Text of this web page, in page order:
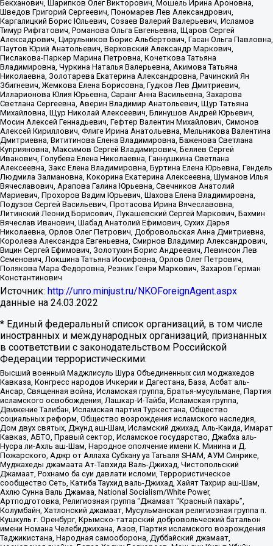
Бекханович, Шарипков Олег Викторович, Мошель Ирина Ароновна,
Шведов Григорий Сергеевич, Пономарев Лев Александрович,
Каргалицкий Борис Юльевич, Созаев Валерий Валерьевич, Исламов
Тимур Рифгатович, Романова Ольга Евгеньевна, Щаров Сергей
Алексадрович, Цирульников Борис Альбертович, Гасан Ольга Павловна,
Паутов Юрий Анатольевич, Верховский Александр Маркович,
Пислакова-Паркер Марина Петровна, Кочеткова Татьяна
Владимировна, Чуркина Наталья Валерьевна, Акимова Татьяна
Николаевна, Золотарева Екатерина Александровна, Рачинский Ян
Збигневич, Жемкова Елена Борисовна, Гудков Лев Дмитриевич,
Илларионова Юлия Юрьевна, Саранг Анна Васильевна, Захарова
Светлана Сергеевна, Аверин Владимир Анатольевич, Щур Татьяна
Михайловна, Щур Николай Алексеевич, Блинушов Андрей Юрьевич,
Мосин Алексей Геннадьевич, Гефтер Валентин Михайлович, Симонов
Алексей Кириллович, Флиге Ирина Анатольевна, Мельникова Валентина
Дмитриевна, Вититинова Елена Владимировна, Баженова Светлана
Куприяновна, Максимов Сергей Владимирович, Беляев Сергей
Иванович, Голубева Елена Николаевна, Ганнушкина Светлана
Алексеевна, Закс Елена Владимировна, Буртина Елена Юрьевна, Гендель
Людмила Залмановна, Кокорина Екатерина Алексеевна, Шуманов Илья
Вячеславович, Арапова Галина Юрьевна, Свечников Анатолий
Мариевич, Прохоров Вадим Юрьевич, Шахова Елена Владимировна,
Подузов Сергей Васильевич, Протасова Ирина Вячеславовна,
Литинский Леонид Борисович, Лукашевский Сергей Маркович, Бахмин
Вячеслав Иванович, Шабад Анатолий Ефимович, Сухих Дарья
Николаевна, Орлов Олег Петрович, Добровольская Анна Дмитриевна,
Королева Александра Евгеньевна, Смирнов Владимир Александрович,
Вицин Сергей Ефимович, Золотухин Борис Андреевич, Левинсон Лев
Семенович, Локшина Татьяна Иосифовна, Орлов Олег Петрович,
Полякова Мара Федоровна, Резник Генри Маркович, Захаров Герман
Константинович
Источник: http://unro.minjust.ru/NKOForeignAgent.aspx
данные на 24.03.2022
* Единый федеральный список организаций, в том числе
иностранных и международных организаций, признанных
в соответствии с законодательством Российской
Федерации террористическими:
Высший военный Маджлисуль Шура Объединенных сил моджахедов
Кавказа, Конгресс народов Ичкерии и Дагестана, База, Асбат аль-
Ансар, Священная война, Исламская группа, Братья-мусульмане, Партия
исламского освобождения, Лашкар-И-Тайба, Исламская группа,
Движение Талибан, Исламская партия Туркестана, Общество
социальных реформ, Общество возрождения исламского наследия,
Дом двух святых, Джунд аш-Шам, Исламский джихад, Аль-Каида, Имарат
Кавказ, АБТО, Правый сектор, Исламское государство, Джабха аль-
Нусра ли-Ахль аш-Шам, Народное ополчение имени К. Минина и Д.
Пожарского, Аджр от Аллаха Субхану уа Тагьаля SHAM, АУМ Синрике,
Муджахеды джамаата Ат-Тавхида Валь-Джихад, Чистопольский
Джамаат, Рохнамо ба суи давлати исломи, Террористическое
сообщество Сеть, Катиба Таухид валь-Джихад, Хайят Тахрир аш-Шам,
Ахлю Сунна Валь Джамаа, National Socialism/White Power,
Артподготовка, Религиозная группа “Джамаат “Красный пахарь”,
Колумбайн, Хатлонский джамаат, Мусульманская религиозная группа п.
Кушкуль г. Оренбург, Крымско-татарский добровольческий батальон
имени Номана Челебиджихана, Азов, Партия исламского возрождения
Таджикистана, Народная самооборона, Дуббайский джамаат,